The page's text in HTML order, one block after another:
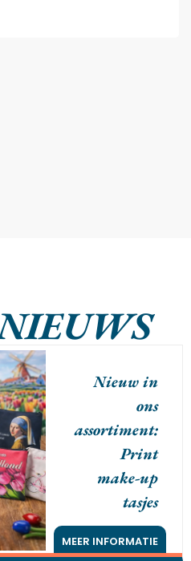
Nieuw in
ons
assortiment:
Print
make-up
tasjes
MEER INFORMATIE